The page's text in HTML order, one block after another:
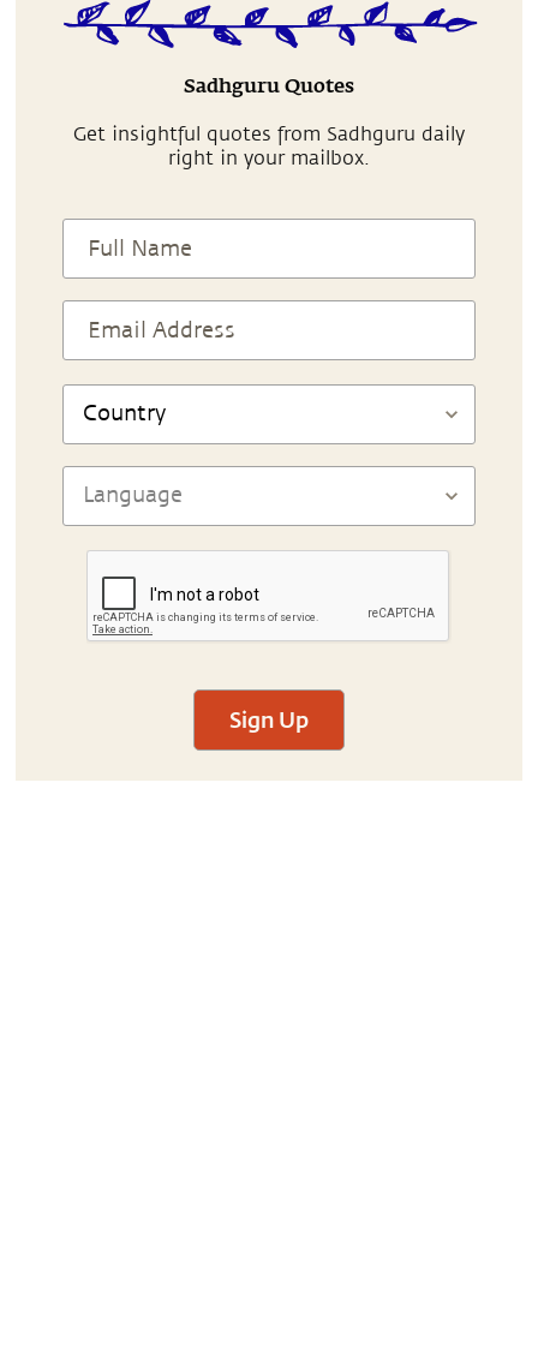
Sadhguru Quotes
Get insightful quotes from Sadhguru daily
right in your mailbox.
Sign Up